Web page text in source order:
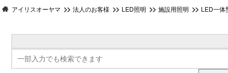
アイリスオーヤマ 法人のお客様 LED照明 施設用照明 LED一体